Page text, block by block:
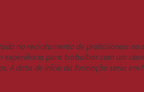
no recrutamento de profissionais
para trabalhar com um
A data de início da formação seria